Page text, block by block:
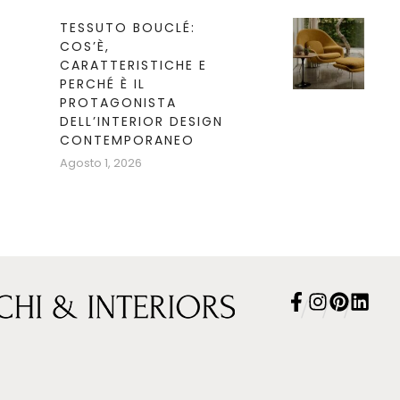
TESSUTO BOUCLÉ:
COS’È,
CARATTERISTICHE E
PERCHÉ È IL
PROTAGONISTA
DELL’INTERIOR DESIGN
CONTEMPORANEO
Agosto 1, 2026
/ / /